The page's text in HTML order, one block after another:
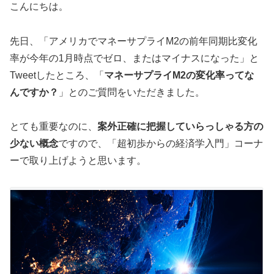
こんにちは。
先日、「アメリカでマネーサプライM2の前年同期比変化
率が今年の1月時点でゼロ、またはマイナスになった」と
Tweetしたところ、「 マネーサプライM2の変化率ってな
んですか？ 」とのご質問をいただきました。
とても重要なのに、 案外正確に把握していらっしゃる方の
少ない概念ですので、「超初歩からの経済学入門」コーナ
ーで取り上げようと思います。